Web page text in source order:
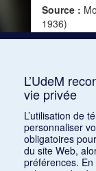
Source :
1936)
L’UdeM
vie privée
L’utilisation de
personnaliser
obligatoires
du site Web,
préférences.